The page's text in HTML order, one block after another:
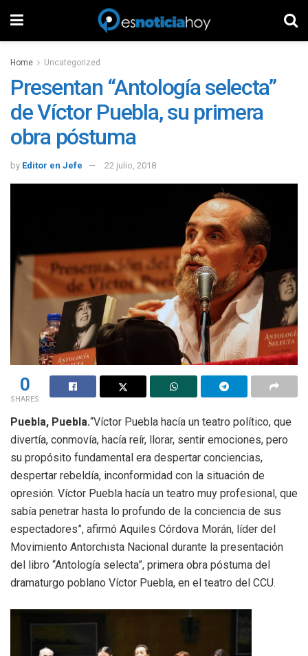
Home Uncategorized
Presentan “Antología selecta”
de Víctor Puebla, su primera
obra póstuma
by Editor en Jefe 22 julio, 2018
0
SHARES
Puebla, Puebla.“Víctor Puebla hacía un teatro político, que
divertía, conmovía, hacía reír, llorar, sentir emociones, pero
su propósito fundamental era despertar conciencias,
despertar rebeldía, inconformidad con la situación de
opresión. Víctor Puebla hacía un teatro muy profesional, que
sabía penetrar hasta lo profundo de la conciencia de sus
espectadores”, afirmó Aquiles Córdova Morán, líder del
Movimiento Antorchista Nacional durante la presentación
del libro “Antología selecta”, primera obra póstuma del
dramaturgo poblano Víctor Puebla, en el teatro del CCU.